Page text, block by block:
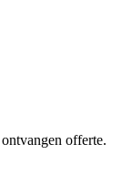
offerte.